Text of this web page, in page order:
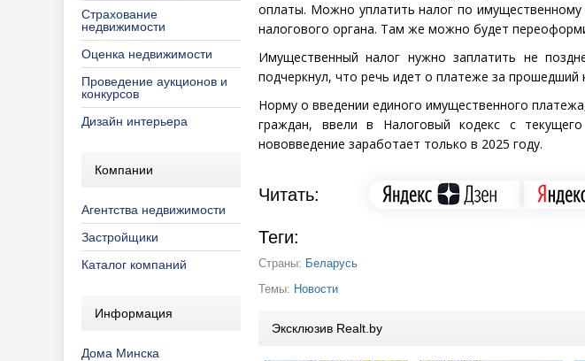
Страхование
недвижимости
Оценка недвижимости
Проведение аукционов и
конкурсов
Дизайн интерьера
Компании
Агентства недвижимости
Застройщики
Каталог компаний
Информация
Дома Минска
оплаты. Можно уплатить налог по
налогового органа. Там же можно будет
Имущественный налог нужно заплатить не
подчеркнул, что речь идет о платеже за прошедший
Норму о введении единого имущественного
граждан, ввели в Налоговый кодекс с
нововведение заработает только в 2025 году.
Читать:
Теги:
Страны: Беларусь
Темы: Новости
Эксклюзив Realt.by